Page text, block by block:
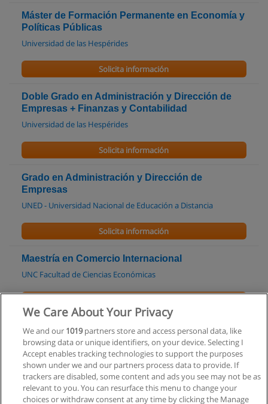
Máster de Formación Permanente en Economía y
Políticas Públicas
Universidad de las Hespérides
Solicita información
Doble Grado en Administración y Dirección de
Empresas + Finanzas y Contabilidad
Universidad de las Hespérides
Solicita información
Grado en Administración y Dirección de
Empresas
UNED - Universidad Nacional de Educación a Distancia
Solicita información
Maestría en Comercio Internacional
UNC Facultad de Ciencias Económicas
Máster en Marketing Internacional
EPMI Escuela de Postgrado de Marketing Internacional
Solicita información
We Care About Your Privacy
We and our 1019partners store and access personal data, like
browsing data or unique identifiers, on your device. Selecting I
Accept enables tracking technologies to support the purposes
shown under we and our partners process data to provide. If
trackers are disabled, some content and ads you see may not be as
relevant to you. You can resurface this menu to change your
choices or withdraw consent at any time by clicking the Manage